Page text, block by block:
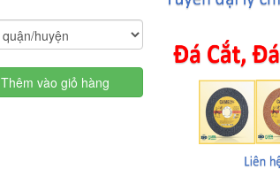
Thêm vào giỏ hàng